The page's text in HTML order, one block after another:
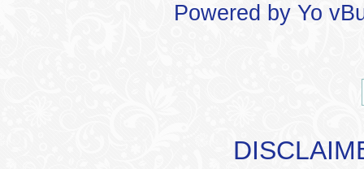
Powered by Yo